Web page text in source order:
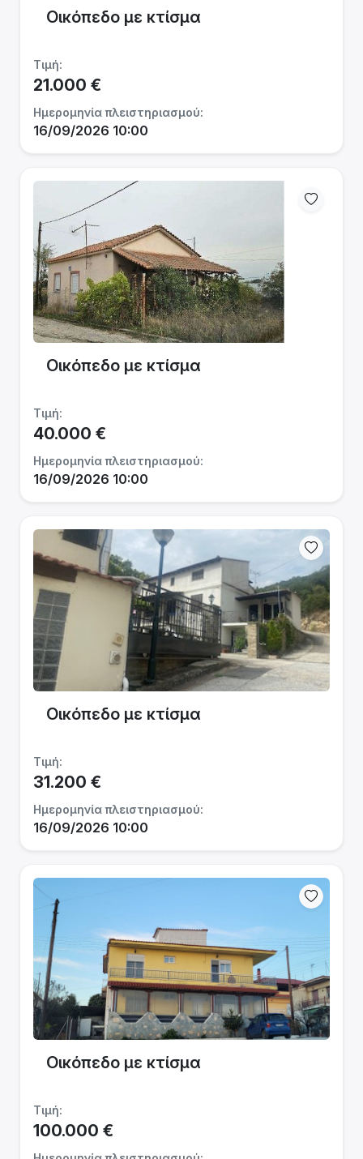
Οικόπεδο με κτίσμα
Τιμή:
21.000 €
Ημερομηνία πλειστηριασμού:
16/09/2026 10:00
Οικόπεδο με κτίσμα
Τιμή:
40.000 €
Ημερομηνία πλειστηριασμού:
16/09/2026 10:00
Οικόπεδο με κτίσμα
Τιμή:
31.200 €
Ημερομηνία πλειστηριασμού:
16/09/2026 10:00
Οικόπεδο με κτίσμα
Τιμή:
100.000 €